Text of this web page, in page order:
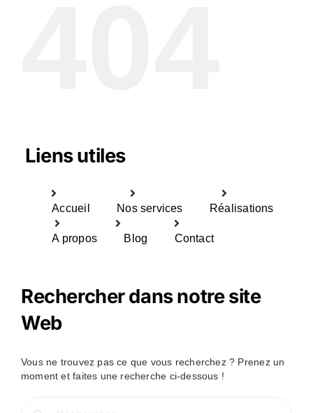
Liens utiles
Accueil Nos services Réalisations
A propos Blog Contact
Rechercher dans notre site
Web
Vous ne trouvez pas ce que vous recherchez ? Prenez un
moment et faites une recherche ci-dessous !